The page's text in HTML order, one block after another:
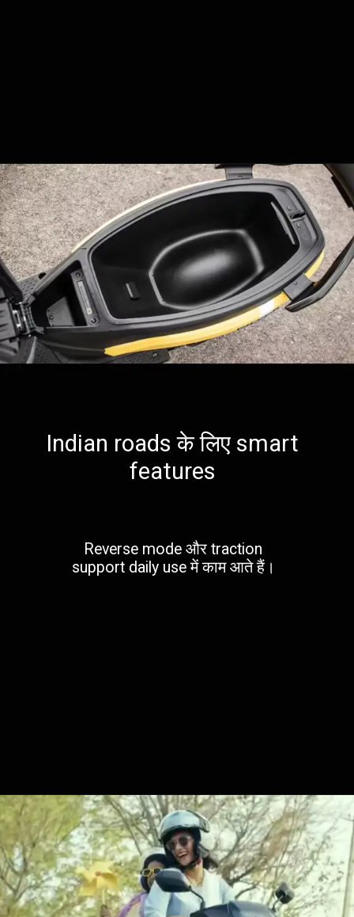
Indian roads के लिए smart
features
Reverse mode और traction
support daily use में काम आते हैं।